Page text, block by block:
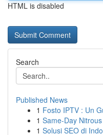
HTML is disabled
Search
Published News
1 Fosto IPTV : Un
1 Same-Day
1 Solusi SEO di